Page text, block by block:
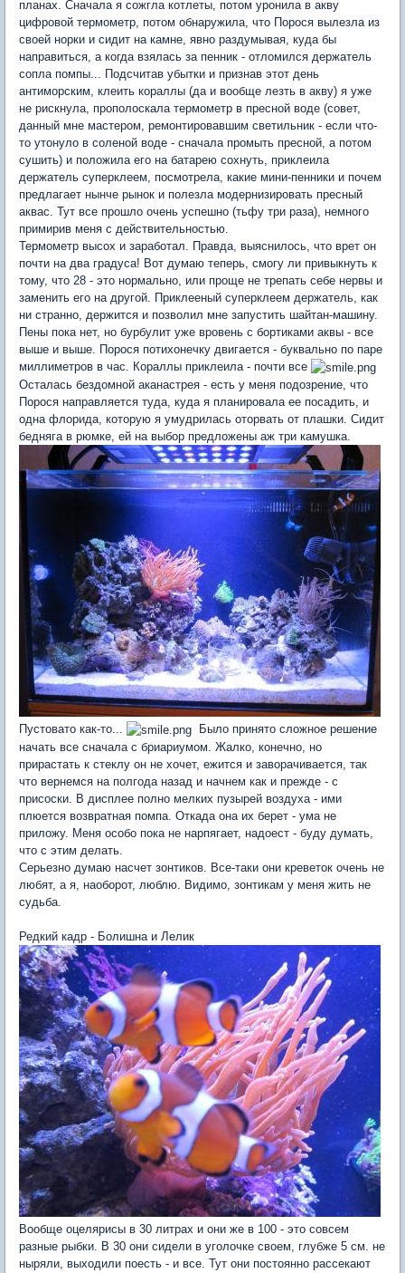
планах. Сначала я сожгла котлеты, потом уронила в акву
цифровой термометр, потом обнаружила, что Порося вылезла из
своей норки и сидит на камне, явно раздумывая, куда бы
направиться, а когда взялась за пенник - отломился держатель
сопла помпы... Подсчитав убытки и признав этот день
антиморским, клеить кораллы (да и вообще лезть в акву) я уже
не рискнула, прополоскала термометр в пресной воде (совет,
данный мне мастером, ремонтировавшим светильник - если что-
то утонуло в соленой воде - сначала промыть пресной, а потом
сушить) и положила его на батарею сохнуть, приклеила
держатель суперклеем, посмотрела, какие мини-пенники и почем
предлагает нынче рынок и полезла модернизировать пресный
аквас. Тут все прошло очень успешно (тьфу три раза), немного
примирив меня с действительностью.
Термометр высох и заработал. Правда, выяснилось, что врет он
почти на два градуса! Вот думаю теперь, смогу ли привыкнуть к
тому, что 28 - это нормально, или проще не трепать себе нервы и
заменить его на другой. Приклееный суперклеем держатель, как
ни странно, держится и позволил мне запустить шайтан-машину.
Пены пока нет, но бурбулит уже вровень с бортиками аквы - все
выше и выше. Порося потихонечку двигается - буквально по паре
миллиметров в час. Кораллы приклеила - почти все
Осталась бездомной аканастрея - есть у меня подозрение, что
Порося направляется туда, куда я планировала ее посадить, и
одна флорида, которую я умудрилась оторвать от плашки. Сидит
бедняга в рюмке, ей на выбор предложены аж три камушка.
Пустовато как-то...
Было принято сложное решение
начать все сначала с бриариумом. Жалко, конечно, но
прирастать к стеклу он не хочет, ежится и заворачивается, так
что вернемся на полгода назад и начнем как и прежде - с
присоски. В дисплее полно мелких пузырей воздуха - ими
плюется возвратная помпа. Откада она их берет - ума не
приложу. Меня особо пока не нарпягает, надоест - буду думать,
что с этим делать.
Серьезно думаю насчет зонтиков. Все-таки они креветок очень не
любят, а я, наоборот, люблю. Видимо, зонтикам у меня жить не
судьба.
Редкий кадр - Болишна и Лелик
Вообще оцелярисы в 30 литрах и они же в 100 - это совсем
разные рыбки. В 30 они сидели в уголочке своем, глубже 5 см. не
ныряли, выходили поесть - и все. Тут они постоянно рассекают